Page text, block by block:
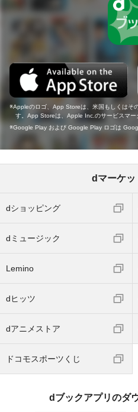
Appleのロゴ、App Storeは、米国もしくはそ
す。App Storeは、Apple Inc.のサービスマー
Google Play および Google Play ロゴは
dマーケッ
dショッピング
dミュージック
Lemino
dヒッツ
dアニメストア
ドコモスポーツくじ
dブックアプリのダ